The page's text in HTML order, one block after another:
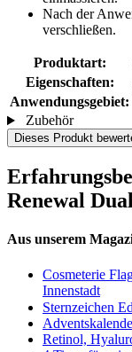
Nach der
verschließen.
Produktart:
Eigenschaften:
Anwendungsgebiet:
Zubehör
Dieses Produkt
Renewal
Aus unserem
Cosmeterie
Innenstadt
Sternzeichen
Retinol,